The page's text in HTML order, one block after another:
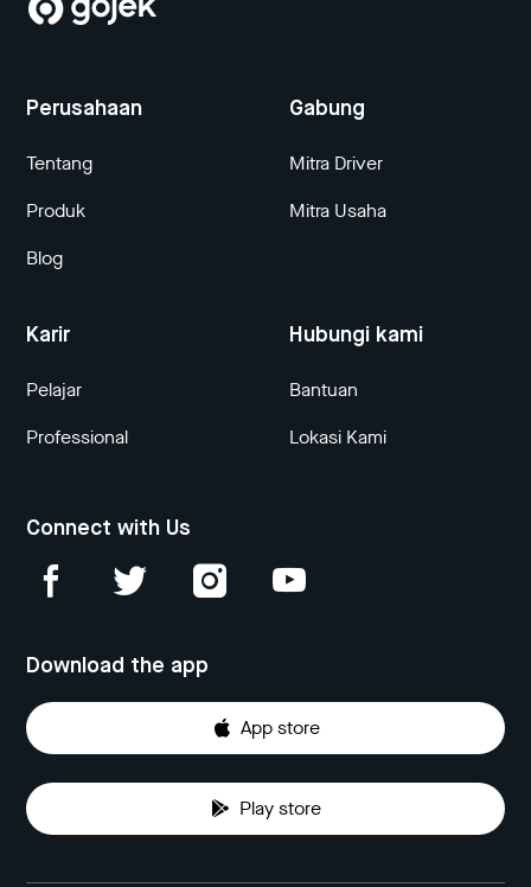
Perusahaan
Tentang
Produk
Blog
Gabung
Mitra Driver
Mitra Usaha
Karir
Pelajar
Professional
Hubungi kami
Bantuan
Lokasi Kami
Connect with Us
Download the app
App store
Play store